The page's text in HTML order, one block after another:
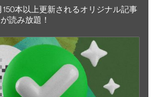
本以上更新されるオリジナル記事
が読み放題！